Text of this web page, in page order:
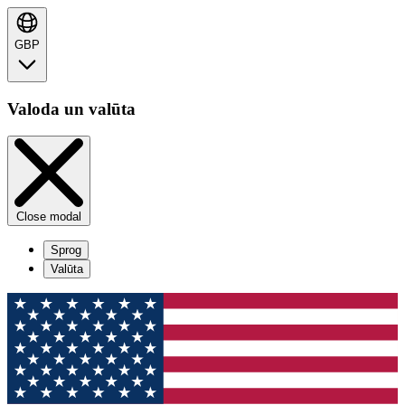
GBP
Valoda un valūta
Close modal
Sprog
Valūta